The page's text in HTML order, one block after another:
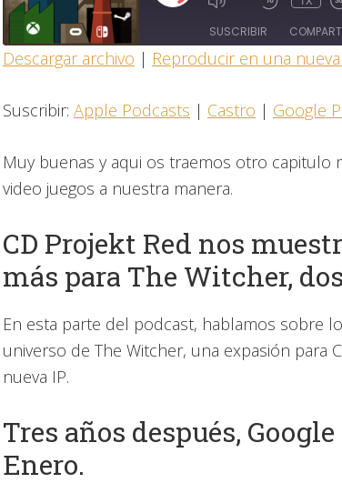
EPISODIO
SUSCRIBIR
Overcast
FEED RSS
INCRUSTAR
Descargar archivo | Reproducir en una
Suscribir: Apple Podcasts | Castro | Google
Muy buenas y aqui os traemos otro capitulo
video juegos a nuestra manera.
CD Projekt Red nos
más para The Witcher,
En esta parte del podcast, hablamos sobre
universo de The Witcher, una expasión para
nueva IP.
Tres años después,
Enero.